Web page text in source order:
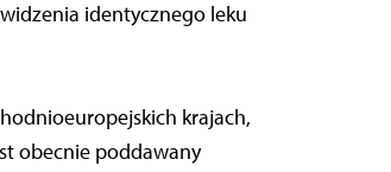
identycznego leku
krajach,
obecnie poddawany